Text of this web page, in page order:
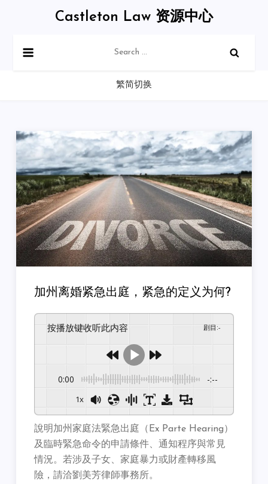
Castleton Law 资源中心
for:
繁简切换
加州离婚紧急出庭，紧急的定义为何?
按播放键收听此内容 剧目 :-
0:00 -:--
1x
說明加州家庭法緊急出庭（Ex Parte Hearing）
及臨時緊急命令的申請條件、通知程序與常見
情況。若涉及子女、家庭暴力或財產轉移風
險，請洽劉美芳律師事務所。